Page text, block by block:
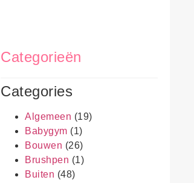
Categorieën
Categories
Algemeen (19)
Babygym (1)
Bouwen (26)
Brushpen (1)
Buiten (48)